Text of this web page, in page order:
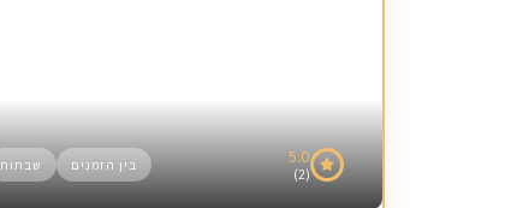
5.0
(2) בין הזמנים שבתות